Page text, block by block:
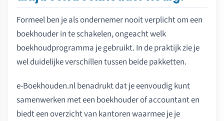
Formeel ben je als ondernemer nooit verplicht om een
boekhouder in te schakelen, ongeacht welk
boekhoudprogramma je gebruikt. In de praktijk zie je
wel duidelijke verschillen tussen beide pakketten.
e-Boekhouden.nl benadrukt dat je eenvoudig kunt
samenwerken met een boekhouder of accountant en
biedt een overzicht van kantoren waarmee je je